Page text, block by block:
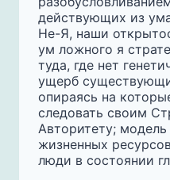
действующих из
Не-Я, наши
ум ложного я
туда, где нет
ущерб
опираясь на
следовать своим
Авторитету; модель
жизненных
люди в состоянии